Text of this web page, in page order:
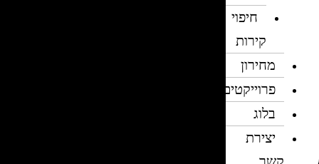
חיפוי
קירות
מחירון
פרוייקטים
בלוג
יצירת